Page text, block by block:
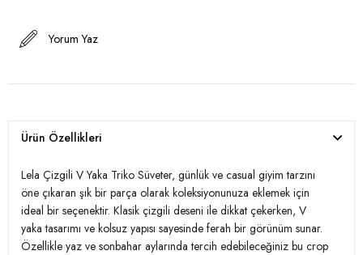
Yorum Yaz
Ürün Özellikleri
Lela Çizgili V Yaka Triko Süveter, günlük ve casual giyim tarzını
öne çıkaran şık bir parça olarak koleksiyonunuza eklemek için
ideal bir seçenektir. Klasik çizgili deseni ile dikkat çekerken, V
yaka tasarımı ve kolsuz yapısı sayesinde ferah bir görünüm sunar.
Özellikle yaz ve sonbahar aylarında tercih edebileceğiniz bu crop